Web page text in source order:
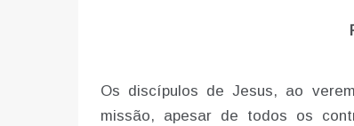
Os discípulos de Jesus, ao
missão, apesar de todos os